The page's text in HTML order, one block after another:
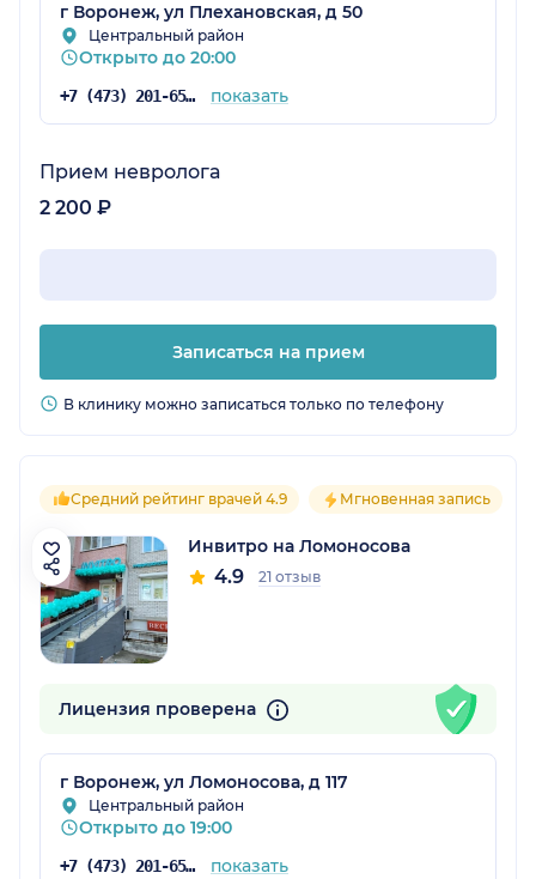
г Воронеж, ул Плехановская, д 50
Центральный район
Открыто до 20:00
+7 (473) 201-65-34 показать
Прием невролога
2 200 ₽
Записаться на прием
В клинику можно записаться только по телефону
Средний рейтинг врачей 4.9 Мгновенная запись
Инвитро на Ломоносова
4.9 21 отзыв
Лицензия проверена
г Воронеж, ул Ломоносова, д 117
Центральный район
Открыто до 19:00
+7 (473) 201-65-34 показать